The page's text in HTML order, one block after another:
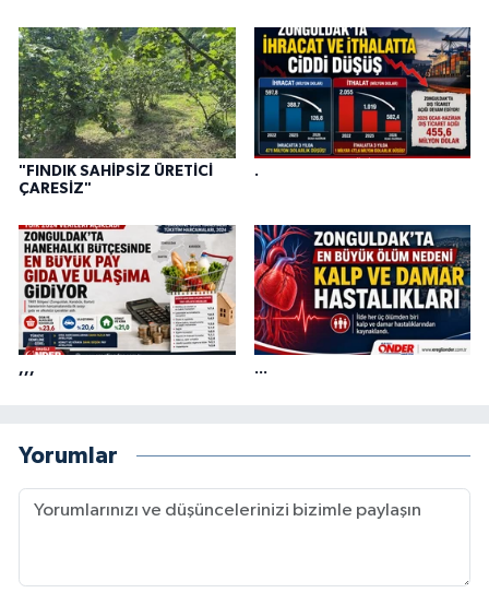
"FINDIK SAHİPSİZ ÜRETİCİ
ÇARESİZ"
.
,,, ...
Yorumlar